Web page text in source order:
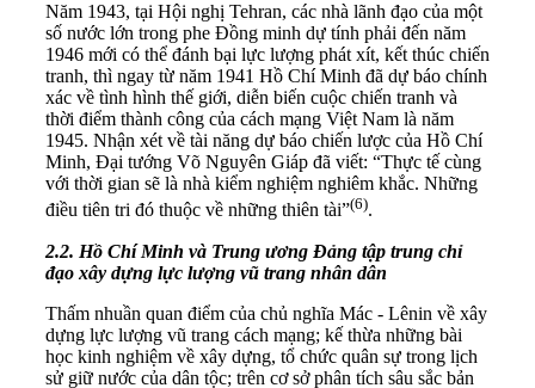
Năm 1943, tại Hội nghị Tehran, các nhà lãnh đạo của một
số nước lớn trong phe Đồng minh dự tính phải đến năm
1946 mới có thể đánh bại lực lượng phát xít, kết thúc chiến
tranh, thì ngay từ năm 1941 Hồ Chí Minh đã dự báo chính
xác về tình hình thế giới, diễn biến cuộc chiến tranh và
thời điểm thành công của cách mạng Việt Nam là năm
1945. Nhận xét về tài năng dự báo chiến lược của Hồ Chí
Minh, Đại tướng Võ Nguyên Giáp đã viết: “Thực tế cùng
với thời gian sẽ là nhà kiểm nghiệm nghiêm khắc. Những
điều tiên tri đó thuộc về những thiên tài”(6).
2.2. Hồ Chí Minh và Trung ương Đảng tập trung chỉ
đạo xây dựng lực lượng vũ trang nhân dân
Thấm nhuần quan điểm của chủ nghĩa Mác - Lênin về xây
dựng lực lượng vũ trang cách mạng; kế thừa những bài
học kinh nghiệm về xây dựng, tổ chức quân sự trong lịch
sử giữ nước của dân tộc; trên cơ sở phân tích sâu sắc bản